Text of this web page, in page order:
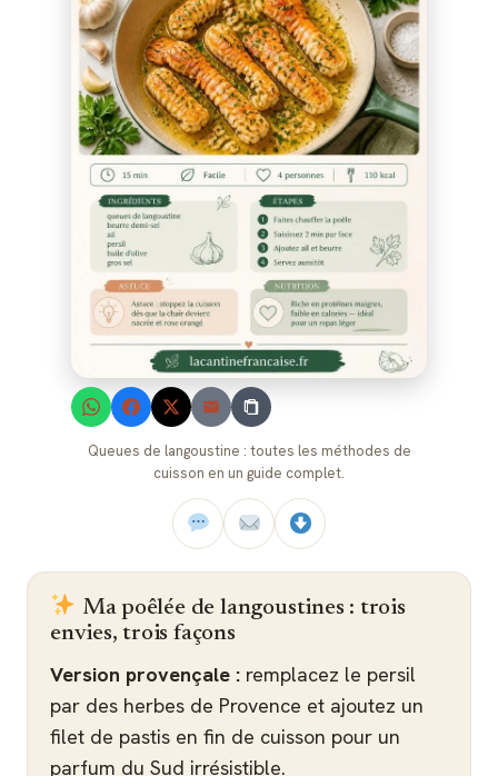
Queues de langoustine : toutes les méthodes de
cuisson en un guide complet.
Ma poêlée de langoustines : trois
envies, trois façons
Version provençale : remplacez le persil
par des herbes de Provence et ajoutez un
filet de pastis en fin de cuisson pour un
parfum du Sud irrésistible.